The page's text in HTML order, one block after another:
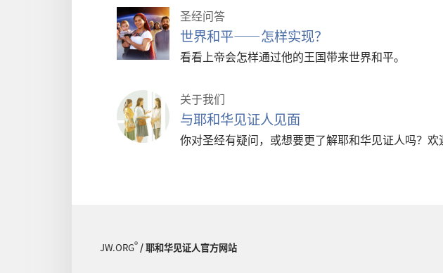
圣经问答
世界和平——怎样实现？
看看上帝会怎样通过他的王国带来世界和平。
关于我们
与耶和华见证人见面
你对圣经有疑问，或想要更了解耶和华见证人吗？欢
JW.ORG®/ 耶和华见证人官方网站